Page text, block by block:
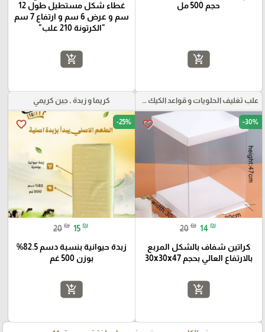
حجم 500 مل
add_shopping_cart
غطاء شكل مستطيل طول 12
سم و عرض 6 سم و ارتفاع 7 سم
"الكرتونة 210 علب"
add_shopping_cart
علب تغليف الحلويات و قواعد الكيك و علب بلاستيكية بأنواعها
favorite_border -30%
20 ₪ 14 ₪
كراتين شفاف بالشكل المربع
بالارتفاع العالي بحجم 30x30x47
add_shopping_cart
كريما و زبدة , جبن كريمي
favorite_border -25%
20 ₪ 15 ₪
زبدة حيوانية بنسبة دسم 82.5%
بوزن 500 غم
add_shopping_cart